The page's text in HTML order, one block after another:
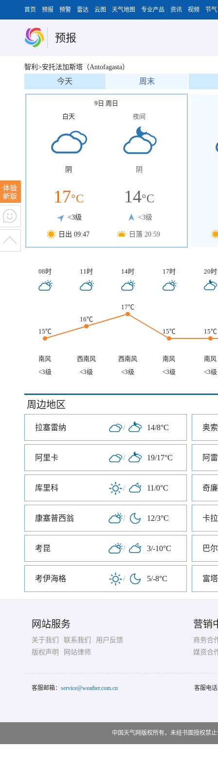
首页 预报 预警 雷达 云图 天气地图 专业产品 资讯 视频 节气
预报
智利>安托法加斯塔（Antofagasta）
今天 周末
9日 周日
白天
阴
17°C
<3级
日出 09:47
夜间
阴
14°C
<3级
日落 20:59
08时 11时 14时 17时 20时
15℃
16℃
17℃
15℃ 15℃
南风 西南风 西南风 南风
南风
<3级
<3级 <3级 <3级 <3级
周边地区
拉塞雷纳 / 14/8°C 奥
阿里卡 / 19/17°C 阿
库里科 / 11/0°C 奇廉
康塞普西翁 / 12/3°C 卡
考昆 / 3/-10°C 巴
考伊海格 / 5/-8°C 富
网站服务
关于我们 联系我们
用户反馈
版权声明
网站律师
营销
商务合
媒资合
客服邮箱： service@weather.com.cn 客服电
中国天气网版权所有，未经书面授权